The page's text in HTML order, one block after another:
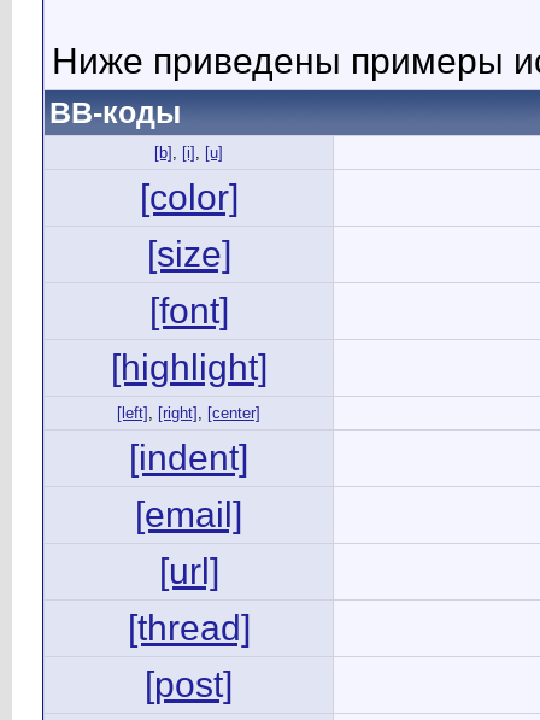
Ниже приведены примеры
BB-коды
[b] , [i] , [u]
[color]
[size]
[font]
[highlight]
[left] , [right] , [center]
[indent]
[email]
[url]
[thread]
[post]